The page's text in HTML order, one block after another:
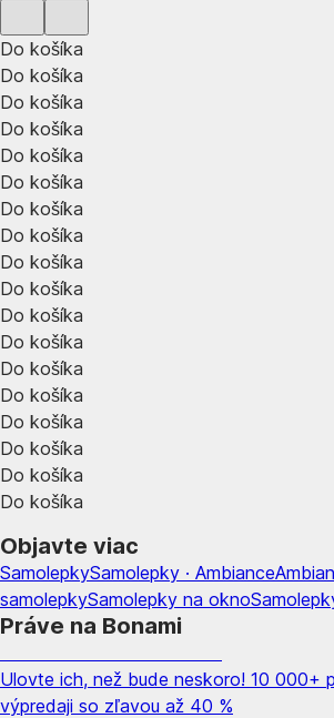
Do košíka
Do košíka
Do košíka
Do košíka
Do košíka
Do košíka
Do košíka
Do košíka
Do košíka
Do košíka
Do košíka
Do košíka
Do košíka
Do košíka
Do košíka
Do košíka
Do košíka
Do košíka
Objavte viac
SamolepkySamolepky · Ambiance
samolepkySamolepky na okno
Práve na Bonami
Ulovte ich, než bude neskoro! 10 000+
výpredaji so zľavou až 40 %